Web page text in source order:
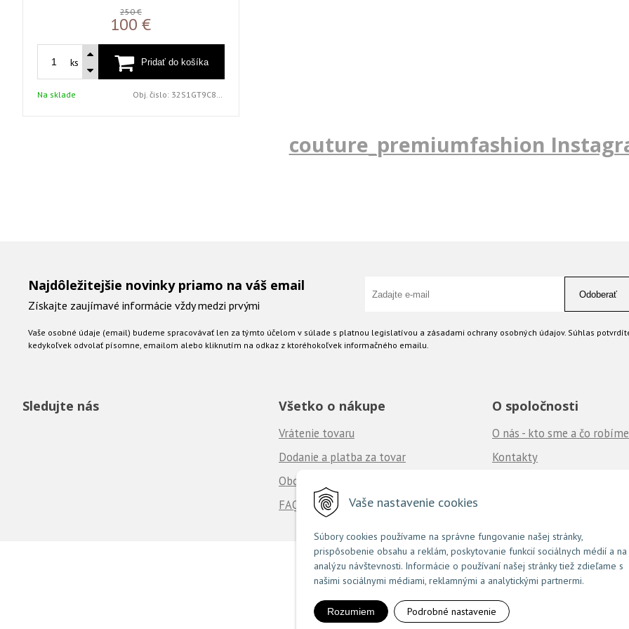
Vaše nastavenie cookies
Súbory cookies používame na správne fungovanie našej stránky,
prispôsobenie obsahu a reklám, poskytovanie funkcií sociálnych médií a na
analýzu návštevnosti. Informácie o používaní našej stránky tiež zdieľame s
našimi sociálnymi médiami, reklamnými a analytickými partnermi.
Rozumiem Podrobné nastavenie
250 €
100 €
ks
Na sklade Obj. čislo: 32S1GT9C8B PINK
couture_premiumfashion
Najdôležitejšie novinky priamo na váš email
Získajte zaujímavé informácie vždy medzi prvými
Odoberať
Vaše osobné údaje (email) budeme spracovávať len za týmto účelom v súlade s platnou legislatívou a zásadami ochrany osobných údajov. Súhlas
kedykoľvek odvolať písomne, emailom alebo kliknutím na odkaz z ktoréhokoľvek informačného emailu.
Sledujte nás Všetko o nákupe
Vrátenie tovaru
Dodanie a platba za tovar
Obchodné podmienky
FAQ - často kladené otázky
O spoločnosti
O nás - kto sme a čo
Kontakty
© 2026 Couture.sk • NextShop & e-shop Pohoda Connectorby NextCom s.r.o.